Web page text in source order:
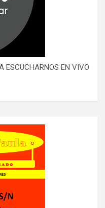
ESCUCHARNOS EN VIVO